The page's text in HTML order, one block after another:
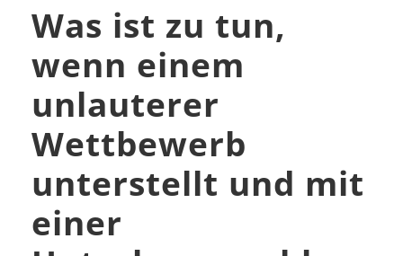
Was ist zu tun,
wenn einem
unlauterer
Wettbewerb
unterstellt und mit
einer